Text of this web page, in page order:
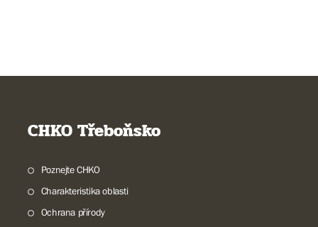
CHKO Třeboňsko
Poznejte CHKO
Charakteristika oblasti
Ochrana přírody